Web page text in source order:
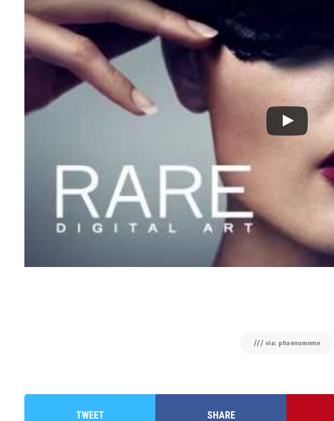
/// via: phaenomeme
TWEET SHARE